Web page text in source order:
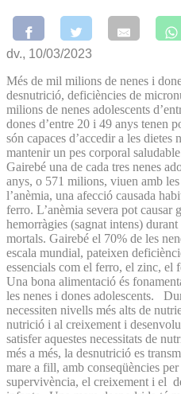
dv., 10/03/2023
Més de mil milions de nenes i
desnutrició, deficiències de
milions de nenes adolescents
dones d’entre 20 i 49 anys tenen
són capaces d’accedir a les dietes
mantenir un pes corporal
Gairebé una de cada tres nenes
anys, o 571 milions, viuen amb
l’anèmia, una afecció causada
ferro. L’anèmia severa pot causar
hemorràgies (sagnat intens)
mortals. Gairebé el 70% de les
escala mundial, pateixen
essencials com el ferro, el zinc, el
Una bona alimentació és
les nenes i dones adolescents.
necessiten nivells més alts de
nutrició i al creixement i
satisfer aquestes necessitats de
més a més, la desnutrició es
mare a fill, amb conseqüències
supervivència, el creixement i el